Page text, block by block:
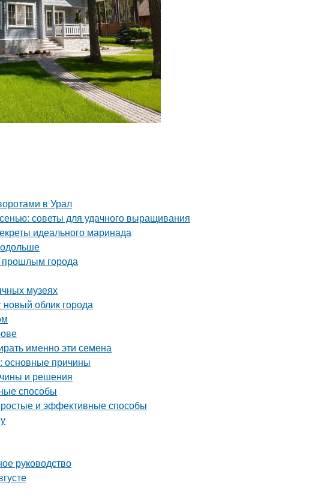
в Урал
советы для удачного выращивания
идеального маринада
города
музеях
облик города
именно эти семена
основные причины
и решения
способы
и эффективные способы
руководство